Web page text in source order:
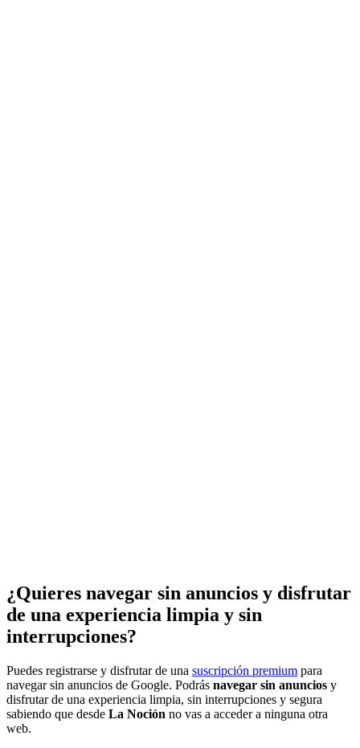
¿Quieres navegar sin anuncios y disfrutar
de una experiencia limpia y sin
interrupciones?
Puedes registrarse y disfrutar de una suscripción premium para
navegar sin anuncios de Google. Podrás navegar sin anuncios y
disfrutar de una experiencia limpia, sin interrupciones y segura
sabiendo que desde La Noción no vas a acceder a ninguna otra
web.